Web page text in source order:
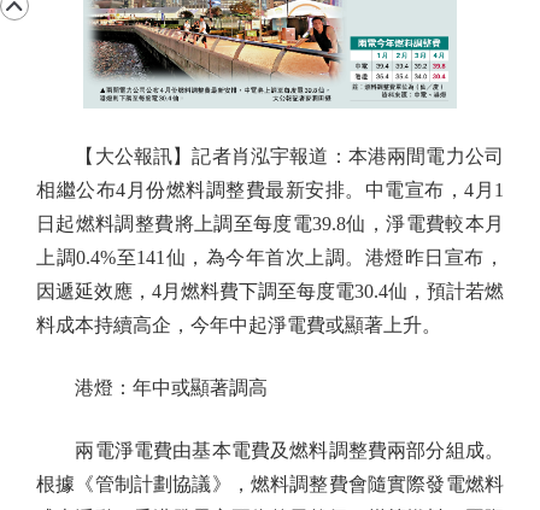
【大公報訊】記者肖泓宇報道：本港兩間電力公司
相繼公布4月份燃料調整費最新安排。中電宣布，4月1
日起燃料調整費將上調至每度電39.8仙，淨電費較本月
上調0.4%至141仙，為今年首次上調。港燈昨日宣布，
因遞延效應，4月燃料費下調至每度電30.4仙，預計若燃
料成本持續高企，今年中起淨電費或顯著上升。
港燈：年中或顯著調高
兩電淨電費由基本電費及燃料調整費兩部分組成。
根據《管制計劃協議》，燃料調整費會隨實際發電燃料